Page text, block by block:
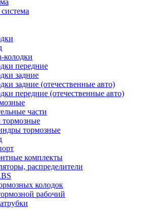
колодки
передние
задние
задние (отечественные авто)
передние (отечественные авто)
части
тормозные
комплекты
распределители
колодок
рабочий